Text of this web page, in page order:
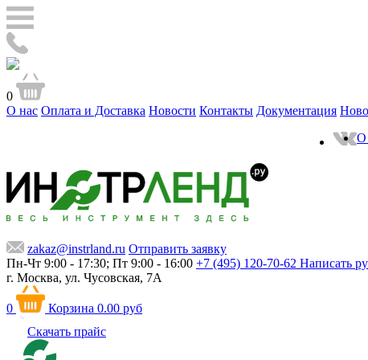
0
О нас Оплата и Доставка Новости Контакты Документация
О
zakaz@instrland.ru Отправить заявку
Пн-Чт 9:00 - 17:30; Пт 9:00 - 16:00 +7 (495) 120-70-62 Написать
г. Москва, ул. Чусовская, 7А
0 Корзина 0.00 руб
Скачать прайс